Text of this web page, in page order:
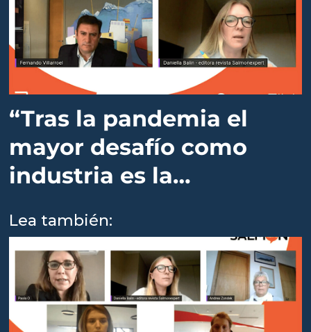
“Tras la pandemia el
mayor desafío como
industria es la
sustentabilidad”
Lea también: